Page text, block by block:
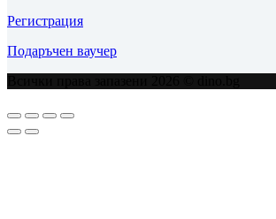
Регистрация
Подаръчен ваучер